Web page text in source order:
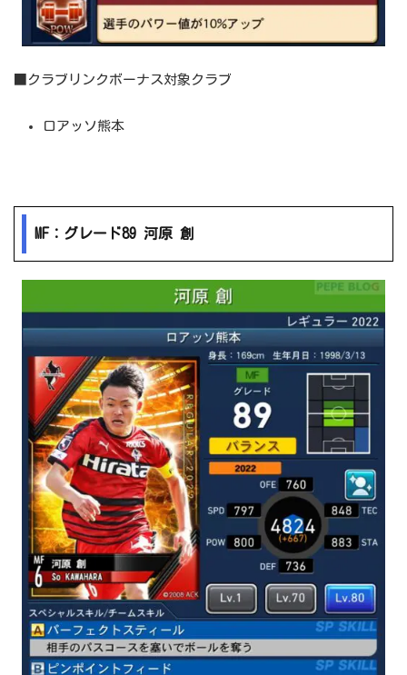
■クラブリンクボーナス対象クラブ
ロアッソ熊本
MF：グレード89 河原 創